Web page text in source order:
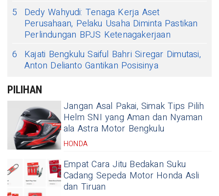
5
Dedy Wahyudi: Tenaga Kerja Aset
Perusahaan, Pelaku Usaha Diminta Pastikan
Perlindungan BPJS Ketenagakerjaan
6
Kajati Bengkulu Saiful Bahri Siregar Dimutasi,
Anton Delianto Gantikan Posisinya
PILIHAN
Jangan Asal Pakai, Simak Tips Pilih
Helm SNI yang Aman dan Nyaman
ala Astra Motor Bengkulu
HONDA
Empat Cara Jitu Bedakan Suku
Cadang Sepeda Motor Honda Asli
dan Tiruan